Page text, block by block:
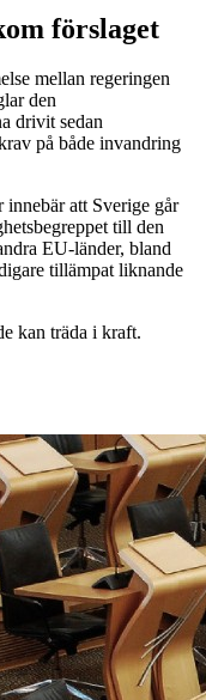
förslaget
mellan regeringen
den
drivit sedan
på både invandring
att Sverige går
till den
EU-länder, bland
tillämpat liknande
kan träda i kraft.